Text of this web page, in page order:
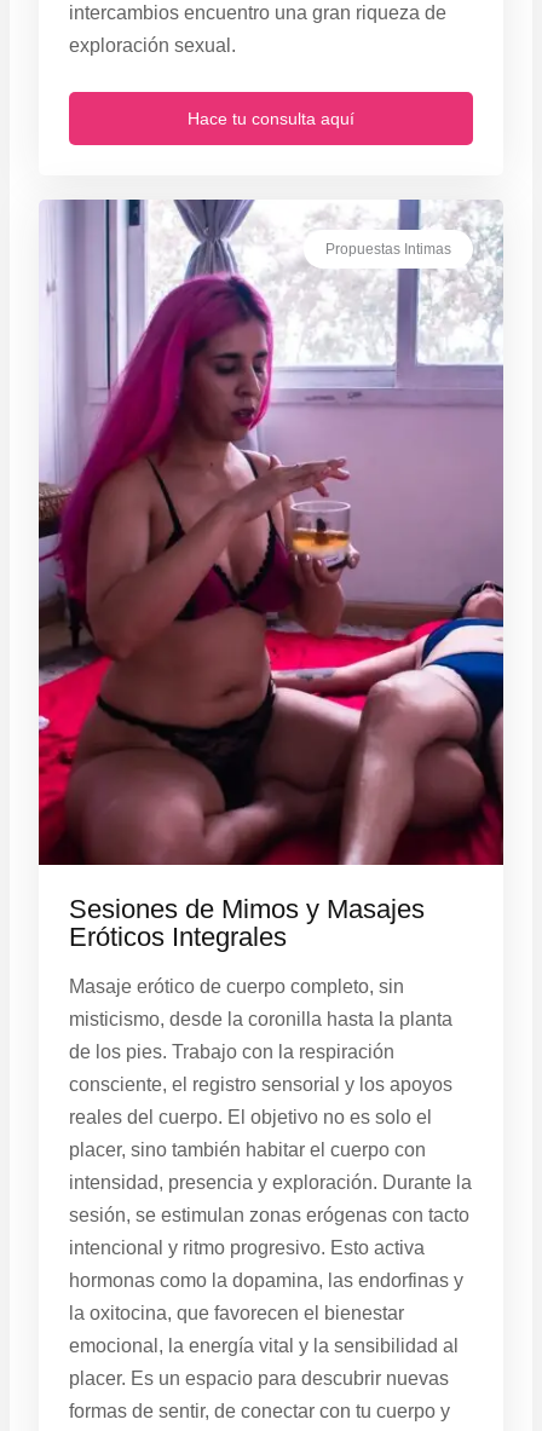
intercambios encuentro una gran riqueza de
exploración sexual.
Hace tu consulta aquí
Propuestas Intimas
Sesiones de Mimos y Masajes
Eróticos Integrales
Masaje erótico de cuerpo completo, sin
misticismo, desde la coronilla hasta la planta
de los pies. Trabajo con la respiración
consciente, el registro sensorial y los apoyos
reales del cuerpo. El objetivo no es solo el
placer, sino también habitar el cuerpo con
intensidad, presencia y exploración. Durante la
sesión, se estimulan zonas erógenas con tacto
intencional y ritmo progresivo. Esto activa
hormonas como la dopamina, las endorfinas y
la oxitocina, que favorecen el bienestar
emocional, la energía vital y la sensibilidad al
placer. Es un espacio para descubrir nuevas
formas de sentir, de conectar con tu cuerpo y